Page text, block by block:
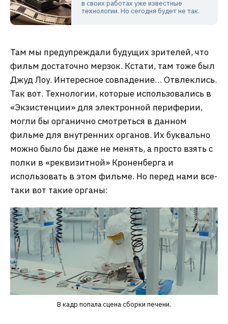
в своих работах уже известные
технологии. Но сегодня будет не так.
Там мы предупреждали будущих зрителей, что
фильм достаточно мерзок. Кстати, там тоже был
Джуд Лоу. Интересное совпадение… Отвлеклись.
Так вот. Технологии, которые использовались в
«Экзистенции» для электронной периферии,
могли бы органично смотреться в данном
фильме для внутренних органов. Их буквально
можно было бы даже не менять, а просто взять с
полки в «реквизитной» Кроненберга и
использовать в этом фильме. Но перед нами все-
таки вот такие органы:
В кадр попала сцена сборки печени.